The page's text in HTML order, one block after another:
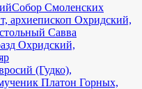
Собор Смоленских
архиепископ Охридский,
Савва
Охридский,
(Гудко),
Платон Горных,